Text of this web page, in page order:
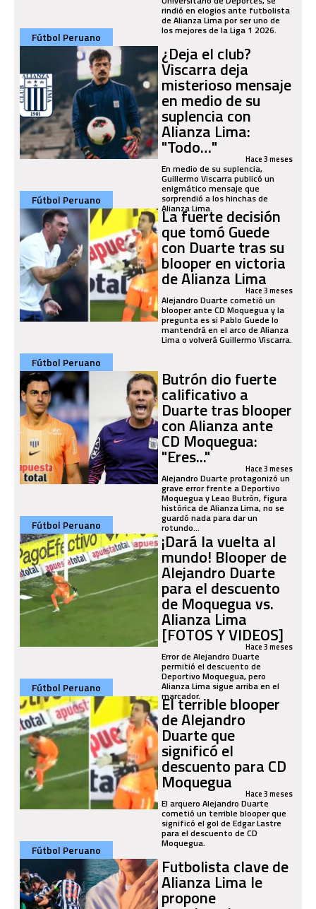
rindió en elogios ante futbolista
de Alianza Lima por ser uno de
los mejores de la Liga 1 2026.
Fútbol Peruano
¿Deja el club?
Viscarra deja
misterioso mensaje
en medio de su
suplencia con
Alianza Lima:
"Todo…" Hace 3 meses
En medio de su suplencia,
Guillermo Viscarra publicó un
enigmático mensaje que
sorprendió a los hinchas de
Alianza Lima.
Fútbol Peruano
La fuerte decisión
que tomó Guede
con Duarte tras su
blooper en victoria
de Alianza LimaHace 3 meses
Alejandro Duarte cometió un
blooper ante CD Moquegua y la
pregunta es si Pablo Guede lo
mantendrá en el arco de Alianza
Lima o volverá Guillermo Viscarra.
Fútbol Peruano
Butrón dio fuerte
calificativo a
Duarte tras blooper
con Alianza ante
CD Moquegua:
"Eres..." Hace 3 meses
Alejandro Duarte protagonizó un
grave error frente a Deportivo
Moquegua y Leao Butrón, figura
histórica de Alianza Lima, no se
guardó nada para dar un
rotundo...
Fútbol Peruano
¡Dará la vuelta al
mundo! Blooper de
Alejandro Duarte
para el descuento
de Moquegua vs.
Alianza Lima
[FOTOS Y VIDEOS]
Hace 3 meses
Error de Alejandro Duarte
permitió el descuento de
Deportivo Moquegua, pero
Alianza Lima sigue arriba en el
marcador.
Fútbol Peruano
El terrible blooper
de Alejandro
Duarte que
significó el
descuento para CD
Moquegua Hace 3 meses
El arquero Alejandro Duarte
cometió un terrible blooper que
significó el gol de Edgar Lastre
para el descuento de CD
Moquegua.
Fútbol Peruano
Futbolista clave de
Alianza Lima le
propone